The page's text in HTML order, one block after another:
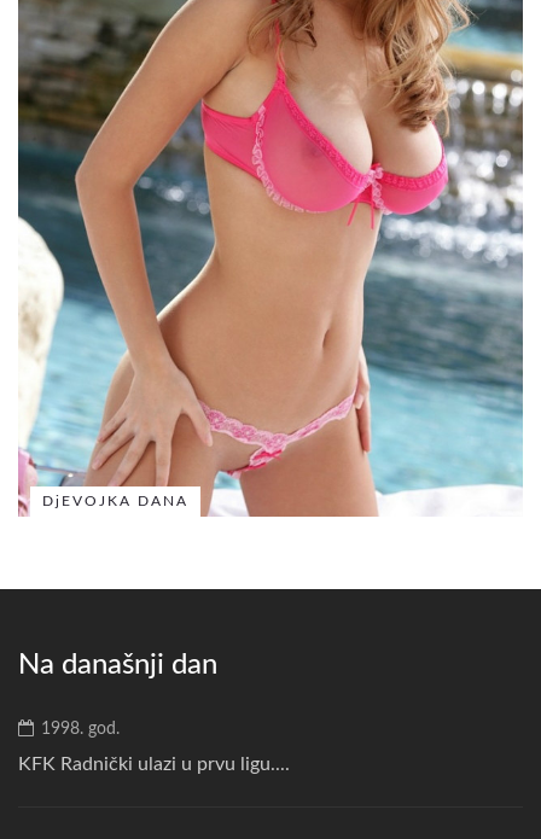
DjEVOJKA DANA
Na današnji dan
1998. god.
KFK Radnički ulazi u prvu ligu....